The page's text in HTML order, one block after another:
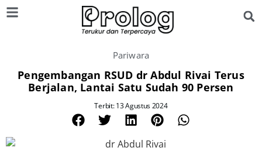
Pariwara
Pengembangan RSUD dr Abdul Rivai Terus
Berjalan, Lantai Satu Sudah 90 Persen
Terbit: 13 Agustus 2024